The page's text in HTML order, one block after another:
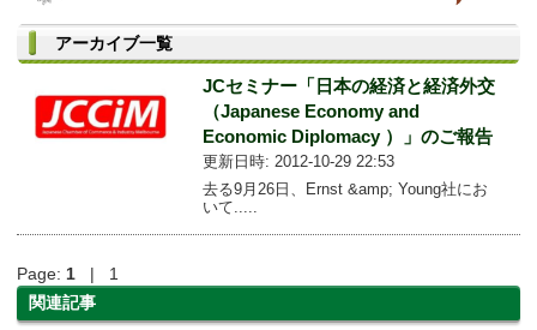
アーカイブ一覧
JCセミナー「日本の経済と経済外交
（Japanese Economy and
Economic Diplomacy ）」のご報告
更新日時: 2012-10-29 22:53
去る9月26日、Ernst &amp; Young社にお
いて.....
Page: 1 | 1
関連記事